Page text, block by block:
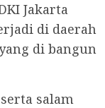
Jakarta
di daerah
di bangun
salam